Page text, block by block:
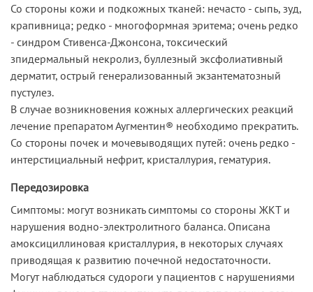
Со стороны кожи и подкожных тканей: нечасто - сыпь, зуд,
крапивница; редко - многоформная эритема; очень редко
- синдром Стивенса-Джонсона, токсический
зпидермальный некролиз, буллезный эксфолиативный
дерматит, острый генерализованный экзантематозный
пустулез.
В случае возникновения кожных аллергических реакций
лечение препаратом Аугментин® необходимо прекратить.
Со стороны почек и мочевыводящих путей: очень редко -
интерстициальный нефрит, кристаллурия, гематурия.
Передозировка
Симптомы: могут возникать симптомы со стороны ЖКТ и
нарушения водно-электролитного баланса. Описана
амоксициллиновая кристаллурия, в некоторых случаях
приводящая к развитию почечной недостаточности.
Могут наблюдаться судороги у пациентов с нарушениями